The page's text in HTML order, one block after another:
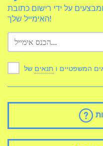
על ידי רישום כתובת
האימייל שלך!
המשפטיים ו תנאים